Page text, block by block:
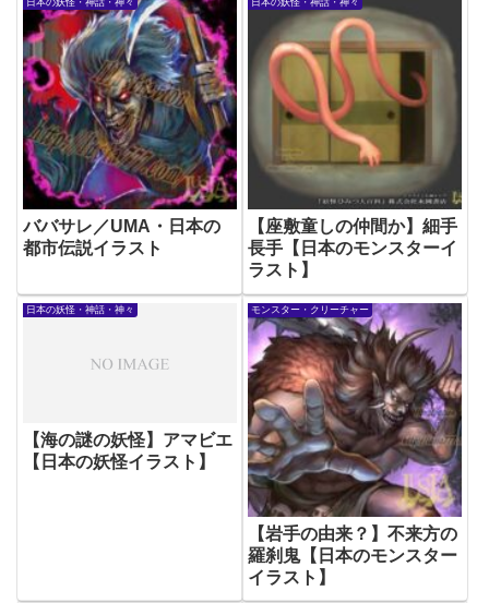
ババサレ／UMA・日本の
都市伝説イラスト
【座敷童しの仲間か】細手
長手【日本のモンスターイ
ラスト】
日本の妖怪・神話・神々
【海の謎の妖怪】アマビエ
【日本の妖怪イラスト】
モンスター・クリーチャー
【岩手の由来？】不来方の
羅刹鬼【日本のモンスター
イラスト】